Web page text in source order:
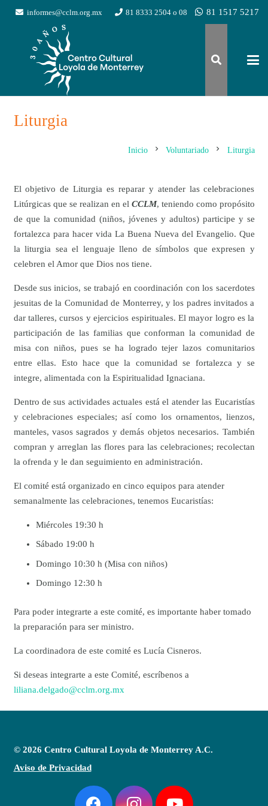
informes@cclm.org.mx 81 8333 2504 o 08 81 1517 5217
Liturgia
Inicio chevron_right Voluntariado chevron_right Liturgia
El objetivo de Liturgia es reparar y atender las celebraciones
Litúrgicas que se realizan en el CCLM, teniendo como propósito
de que la comunidad (niños, jóvenes y adultos) participe y se
fortalezca para hacer vida La Buena Nueva del Evangelio. Que
la liturgia sea el lenguaje lleno de símbolos que expresen y
celebren el Amor que Dios nos tiene.
Desde sus inicios, se trabajó en coordinación con los sacerdotes
jesuitas de la Comunidad de Monterrey, y los padres invitados a
dar talleres, cursos y ejercicios espirituales. El mayor logro es la
participación de las familias que conforman la comunidad de
misa con niños, pues se ha logrado tejer lazos comunitarios
entre ellas. Esto hace que la comunidad se fortalezca y se
integre, alimentada con la Espiritualidad Ignaciana.
Dentro de sus actividades actuales está el atender las Eucaristías
y celebraciones especiales; así como los ornamentos, lienzos,
manteles, vasos sagrados y demás objetos necesarios. También
compran y arreglan las flores para las celebraciones; recolectan
la ofrenda y le dan seguimiento en administración.
El comité está organizado en cinco equipos para atender
semanalmente las celebraciones, tenemos Eucaristías:
Miércoles 19:30 h
Sábado 19:00 h
Domingo 10:30 h (Misa con niños)
Domingo 12:30 h
Para poder integrarte a este comité, es importante haber tomado
la preparación para ser ministro.
La coordinadora de este comité es Lucía Cisneros.
Si deseas integrarte a este Comité, escríbenos a
liliana.delgado@cclm.org.mx
© 2026 Centro Cultural Loyola de Monterrey A.C.
Aviso de Privacidad